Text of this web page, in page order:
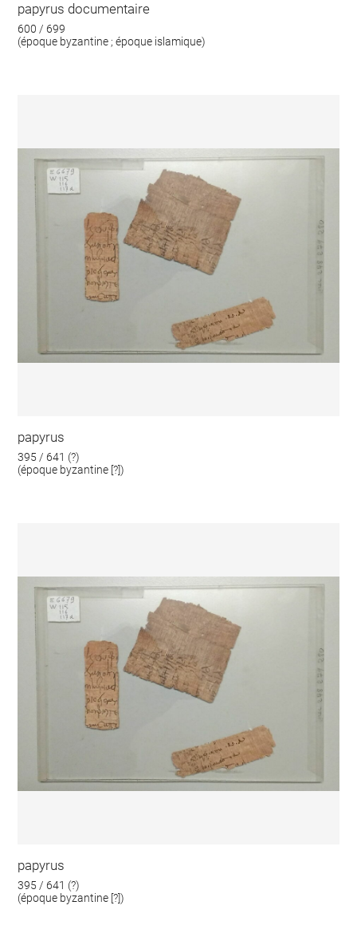
papyrus documentaire
600 / 699
(époque byzantine ; époque islamique)
papyrus
395 / 641 (?)
(époque byzantine [?])
papyrus
395 / 641 (?)
(époque byzantine [?])